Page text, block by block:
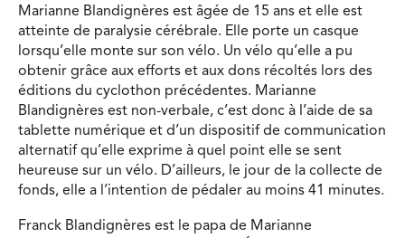
Marianne Blandignères est âgée de 15 ans et elle est
atteinte de paralysie cérébrale. Elle porte un casque
lorsqu’elle monte sur son vélo. Un vélo qu’elle a pu
obtenir grâce aux efforts et aux dons récoltés lors des
éditions du cyclothon précédentes. Marianne
Blandignères est non-verbale, c’est donc à l’aide de sa
tablette numérique et d’un dispositif de communication
alternatif qu’elle exprime à quel point elle se sent
heureuse sur un vélo. D’ailleurs, le jour de la collecte de
fonds, elle a l’intention de pédaler au moins 41 minutes.
Franck Blandignères est le papa de Marianne